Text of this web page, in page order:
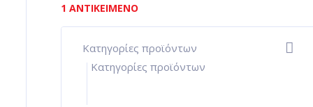
1 ΑΝΤΙΚΕΊΜΕΝΟ
Κατηγορίες προϊόντων
-
Κατηγορίες προϊόντων